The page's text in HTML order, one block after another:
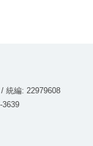
統編: 22979608
3639